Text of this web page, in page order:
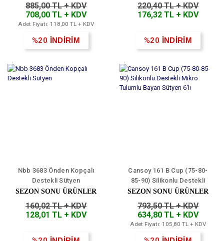
885,00 TL + KDV
708,00 TL + KDV
Adet Fiyatı: 118,00 TL + KDV
%20 İNDİRİM
220,40 TL + KDV
176,32 TL + KDV
%20 İNDİRİM
Nbb 3683 Önden Kopçalı
Destekli Sütyen
SEZON SONU ÜRÜNLER
160,02 TL + KDV
128,01 TL + KDV
Cansoy 161 B Cup (75-80-
85-90) Silikonlu Destekli
Mikro Tulumlu Bayan Sütyen
SEZON SONU ÜRÜNLER
793,50 TL + KDV
634,80 TL + KDV
Adet Fiyatı: 105,80 TL + KDV